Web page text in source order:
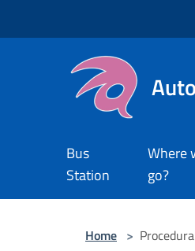
Bus
Station
Where
go?
Home >